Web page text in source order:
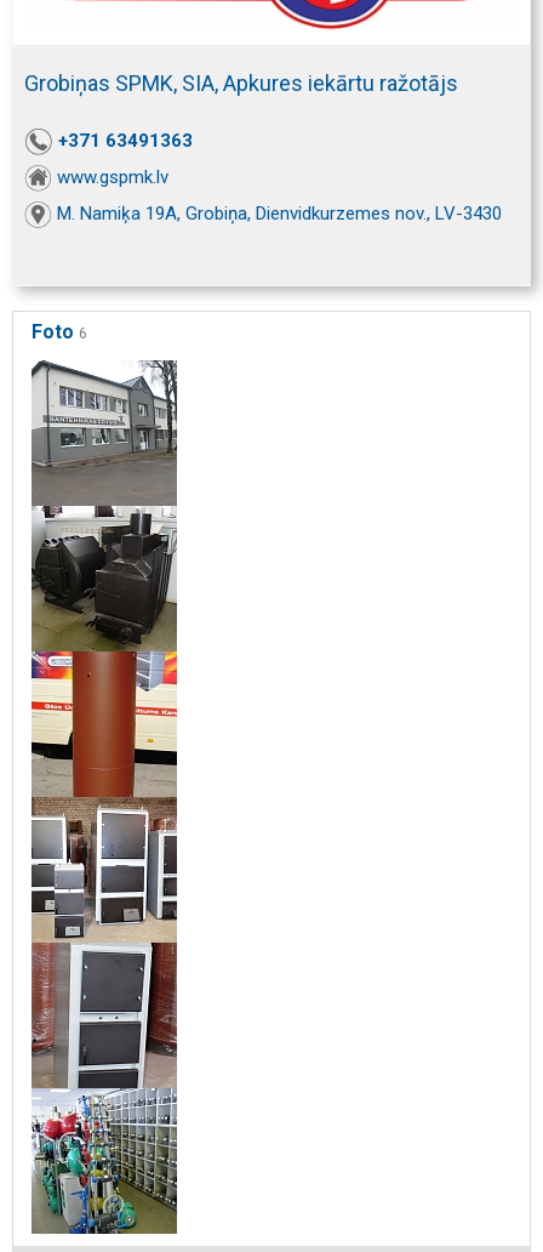
Grobiņas SPMK, SIA, Apkures iekārtu ražotājs
+371 63491363
www.gspmk.lv
M. Namiķa 19A, Grobiņa, Dienvidkurzemes nov., LV-3430
Foto 6